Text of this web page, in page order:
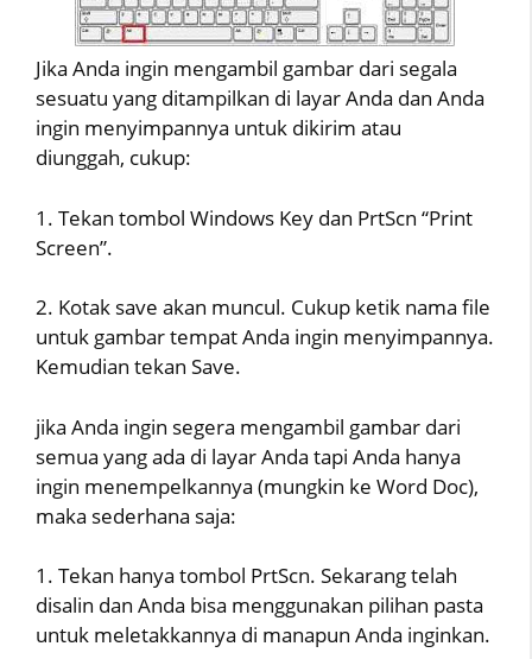
Jika Anda ingin mengambil gambar dari segala
sesuatu yang ditampilkan di layar Anda dan Anda
ingin menyimpannya untuk dikirim atau
diunggah, cukup:
1. Tekan tombol Windows Key dan PrtScn “Print
Screen”.
2. Kotak save akan muncul. Cukup ketik nama file
untuk gambar tempat Anda ingin menyimpannya.
Kemudian tekan Save.
jika Anda ingin segera mengambil gambar dari
semua yang ada di layar Anda tapi Anda hanya
ingin menempelkannya (mungkin ke Word Doc),
maka sederhana saja:
1. Tekan hanya tombol PrtScn. Sekarang telah
disalin dan Anda bisa menggunakan pilihan pasta
untuk meletakkannya di manapun Anda inginkan.